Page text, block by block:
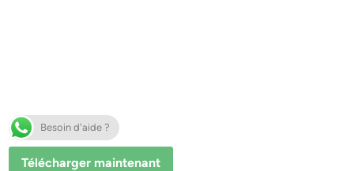
Besoin d'aide ?
Télécharger maintenant